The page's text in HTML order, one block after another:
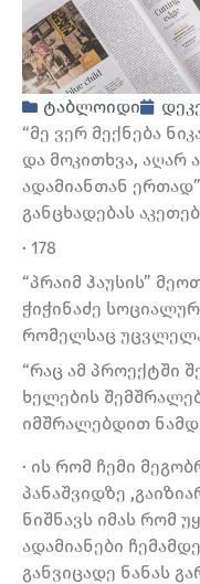
ტაბლოიდი
“მე ვერ მექნება
და მოკითხვა, აღარ
ადამიანთან
განცხადებას
· 178
“პრაიმ ჰაუსის”
ჭიჭინაძე
რომელსაც
“რაც ამ პროექტში
ხელების
იმშრალებდით
· ის რომ ჩემი
პანაშვიდზე
ნიშნავს იმას რომ
ადამიანები
განვიცადე ნანას